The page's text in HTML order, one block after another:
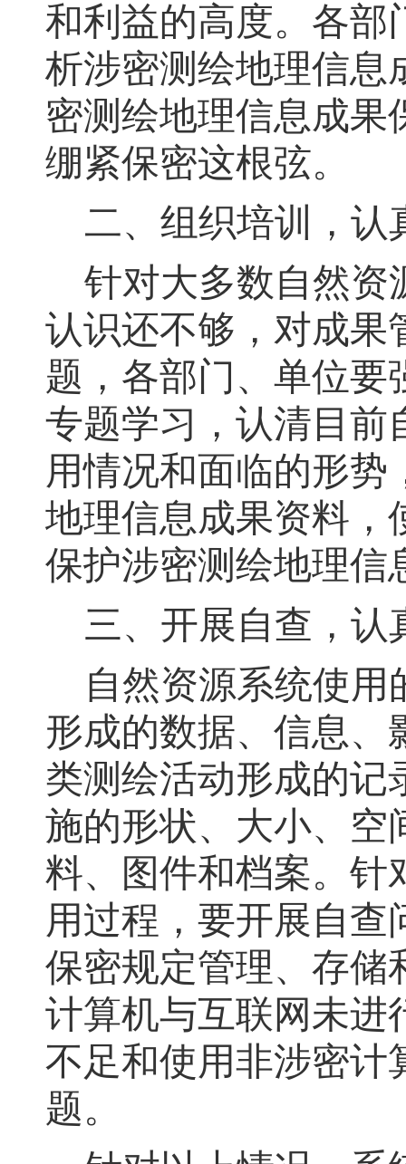
和利益的高度。各部
析涉密测绘地理信息
密测绘地理信息成果
绷紧保密这根弦。
二、组织培训
， 认
针对大多数自然资
认识还不够 ， 对成果
题，各部门、单位要
专题学习，认清目前
用情况和面临的形势
地理信息成果资料，
保护涉密测绘地理信
三、开展自查 ， 认
自然资源系统使
形成的数据、信息、
类测绘活动形成的记
施的形状、大小、空
料、图件和档案。针
用过程 ， 要开展自查
保密规定管理、存储
计算机与互联网未进
不足和使用非涉密计
题。